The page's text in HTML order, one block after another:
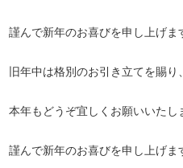
謹んで新年のお喜びを申し上げま
旧年中は格別のお引き立てを賜り
本年もどうぞ宜しくお願いいたし
謹んで新年のお喜びを申し上げま